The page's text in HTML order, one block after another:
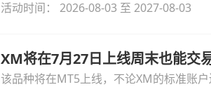
活动时间： 2026-08-03 至 2027-08-03
XM将在7月27日上线周末也能交
该品种将在MT5上线，不论XM的标准账